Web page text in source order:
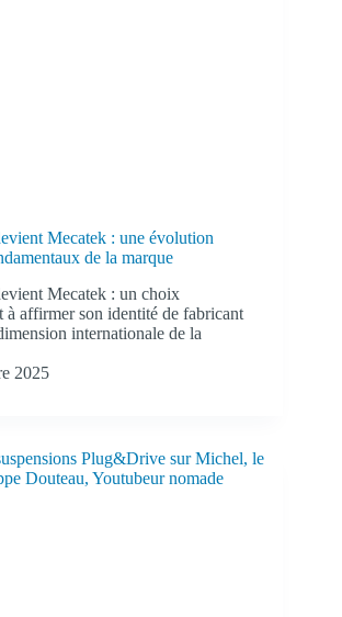
Mecatek : une évolution
de la marque
Mecatek : un choix
à affirmer son identité de fabricant
internationale de la
2025